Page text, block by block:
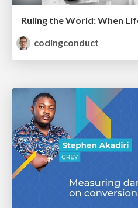
Ruling the World: When
codingconduct